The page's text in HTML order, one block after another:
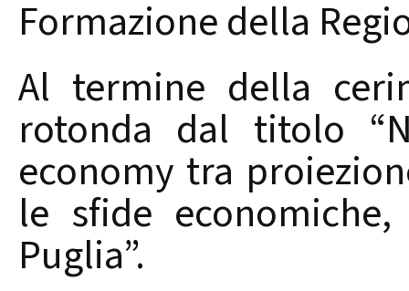
Formazione della
Al termine della
rotonda dal titolo
economy tra
le sfide
Puglia”.